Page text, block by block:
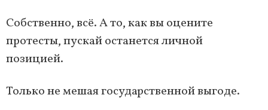
Собственно, всё. А то, как вы оцените
протесты, пускай останется личной
позицией.
Только не мешая государственной выгоде.